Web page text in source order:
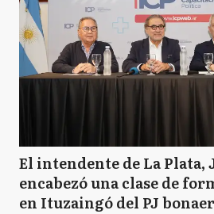
El intendente de La Plata,
encabezó una clase de
en Ituzaingó del PJ